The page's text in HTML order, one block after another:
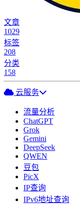
文章
1029
标签
208
分类
158
云服务
流量分析
ChatGPT
Grok
Gemini
DeepSeek
QWEN
豆包
PicX
IP查询
IPv6地址查询